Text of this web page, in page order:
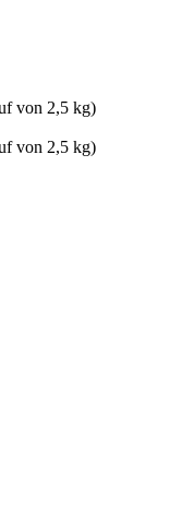
von 2,5 kg)
von 2,5 kg)